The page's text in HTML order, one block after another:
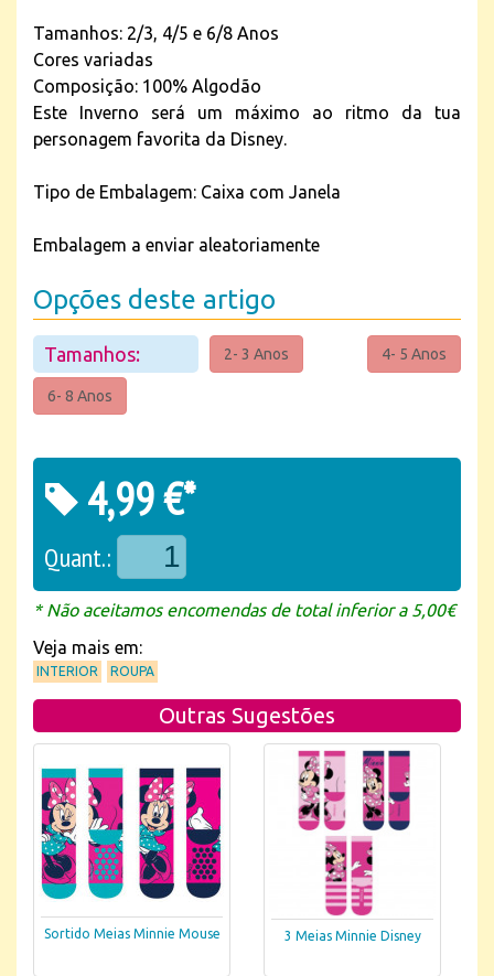
Tamanhos: 2/3, 4/5 e 6/8 Anos
Cores variadas
Composição: 100% Algodão
Este Inverno será um máximo ao ritmo da tua
personagem favorita da Disney.
Tipo de Embalagem: Caixa com Janela
Embalagem a enviar aleatoriamente
Opções deste artigo
Tamanhos: 2- 3 Anos 4- 5 Anos
6- 8 Anos
4,99 €*
Quant.:
* Não aceitamos encomendas de total inferior a 5,00€
Veja mais em:
INTERIOR ROUPA
Outras Sugestões
Sortido Meias Minnie Mouse 3 Meias Minnie Disney